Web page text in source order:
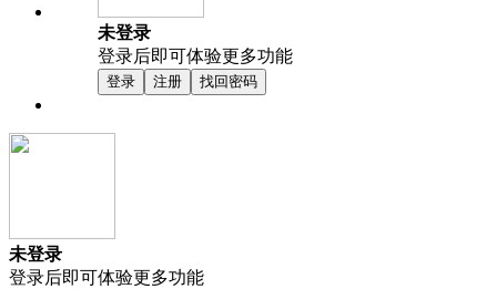
未登录
登录后即可体验更多功能
登录 注册 找回密码
未登录
登录后即可体验更多功能